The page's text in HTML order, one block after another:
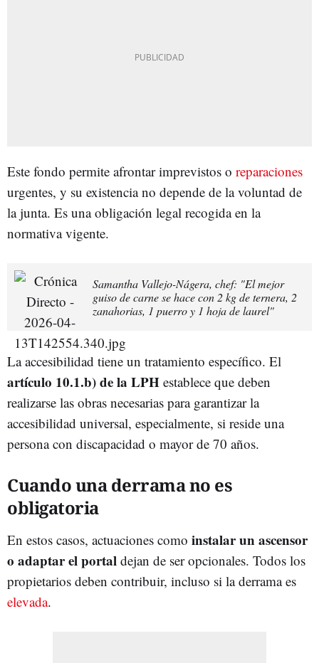
Este fondo permite afrontar imprevistos o reparaciones
urgentes, y su existencia no depende de la voluntad de
la junta. Es una obligación legal recogida en la
normativa vigente.
Samantha Vallejo-Nágera, chef: "El mejor
guiso de carne se hace con 2 kg de ternera, 2
zanahorias, 1 puerro y 1 hoja de laurel"
La accesibilidad tiene un tratamiento específico. El
artículo 10.1.b) de la LPH establece que deben
realizarse las obras necesarias para garantizar la
accesibilidad universal, especialmente, si reside una
persona con discapacidad o mayor de 70 años.
Cuando una derrama no es
obligatoria
En estos casos, actuaciones como instalar un ascensor
o adaptar el portal dejan de ser opcionales. Todos los
propietarios deben contribuir, incluso si la derrama es
elevada.